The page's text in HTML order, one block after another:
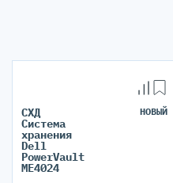
СХД
Система
хранения
Dell
PowerVault
ME4024
НОВЫЙ